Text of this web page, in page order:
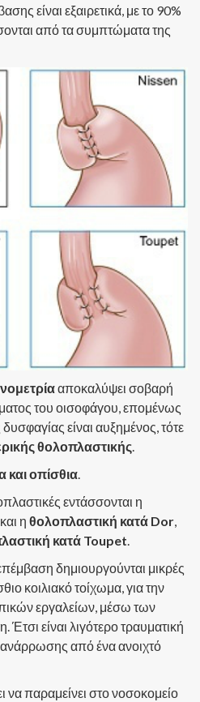
είναι εξαιρετικά, με το 90%
από τα συμπτώματα της
αποκαλύψει σοβαρή
του οισοφάγου, επομένως
είναι αυξημένος, τότε
θολοπλαστικής
και οπίσθια
εντάσσονται η
και η θολοπλαστική κατά Dor
κατά Toupet
δημιουργούνται μικρές
κοιλιακό τοίχωμα, για την
εργαλείων, μέσω των
είναι λιγότερο τραυματική
ανάρρωσης από ένα ανοιχτό
παραμείνει στο νοσοκομείο